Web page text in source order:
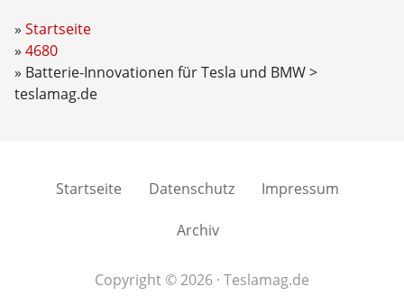
Startseite
4680
Batterie-Innovationen für Tesla und BMW >
teslamag.de
Startseite Datenschutz Impressum
Archiv
Copyright © 2026 · Teslamag.de